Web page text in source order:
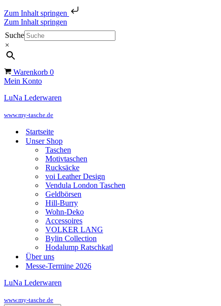
Zum Inhalt springen
Zum Inhalt springen
Suche
×
Warenkorb 0
Mein Konto
LuNa Lederwaren
www.my-tasche.de
Startseite
Unser Shop
Taschen
Motivtaschen
Rucksäcke
voi Leather Design
Vendula London Taschen
Geldbörsen
Hill-Burry
Wohn-Deko
Accessoires
VOLKER LANG
Bylin Collection
Hodalump Ratschkatl
Über uns
Messe-Termine 2026
LuNa Lederwaren
www.my-tasche.de